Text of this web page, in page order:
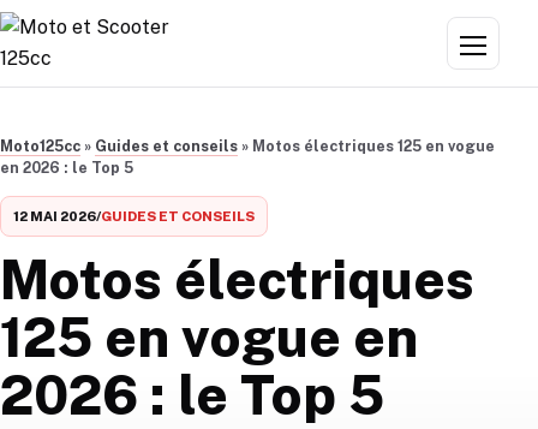
Aller au contenu
Menu
Moto125cc » Guides et conseils » Motos électriques 125 en vogue
en 2026 : le Top 5
12 MAI 2026/GUIDES ET CONSEILS
Motos électriques
125 en vogue en
2026 : le Top 5